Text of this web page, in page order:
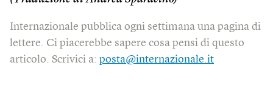
Internazionale pubblica ogni settimana una pagina di
lettere. Ci piacerebbe sapere cosa pensi di questo
articolo. Scrivici a: posta@internazionale.it